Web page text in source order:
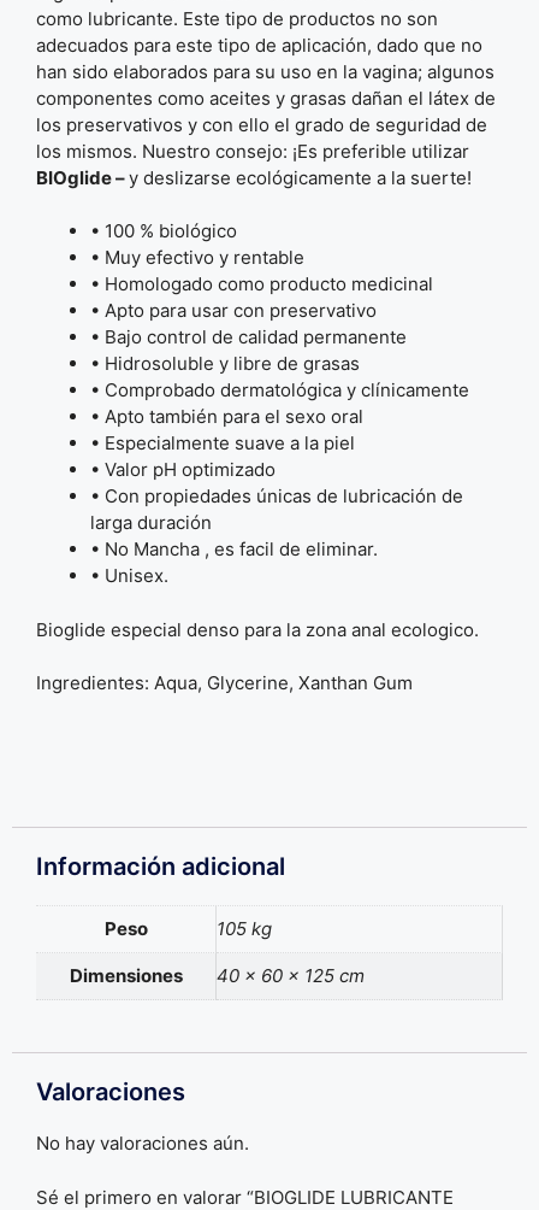
como lubricante. Este tipo de productos no son
adecuados para este tipo de aplicación, dado que no
han sido elaborados para su uso en la vagina; algunos
componentes como aceites y grasas dañan el látex de
los preservativos y con ello el grado de seguridad de
los mismos. Nuestro consejo: ¡Es preferible utilizar
BIOglide –y deslizarse ecológicamente a la suerte!
• 100 % biológico
• Muy efectivo y rentable
• Homologado como producto medicinal
• Apto para usar con preservativo
• Bajo control de calidad permanente
• Hidrosoluble y libre de grasas
• Comprobado dermatológica y clínicamente
• Apto también para el sexo oral
• Especialmente suave a la piel
• Valor pH optimizado
• Con propiedades únicas de lubricación de
larga duración
• No Mancha , es facil de eliminar.
• Unisex.
Bioglide especial denso para la zona anal ecologico.
Ingredientes: Aqua, Glycerine, Xanthan Gum
Información adicional
Peso 105 kg
Dimensiones 40 × 60 × 125 cm
Valoraciones
No hay valoraciones aún.
Sé el primero en valorar “BIOGLIDE LUBRICANTE